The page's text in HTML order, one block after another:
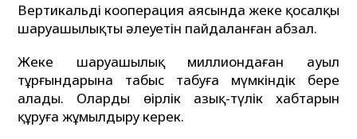
Вертикальді кооперация аясында жеке қосалқы
шаруашылықтың әлеуетін пайдаланған абзал.
Жеке шаруашылық миллиондаған ауыл
тұрғындарына табыс табуға мүмкіндік бере
алады. Оларды өңірлік азық-түлік хабтарын
құруға жұмылдыру керек.